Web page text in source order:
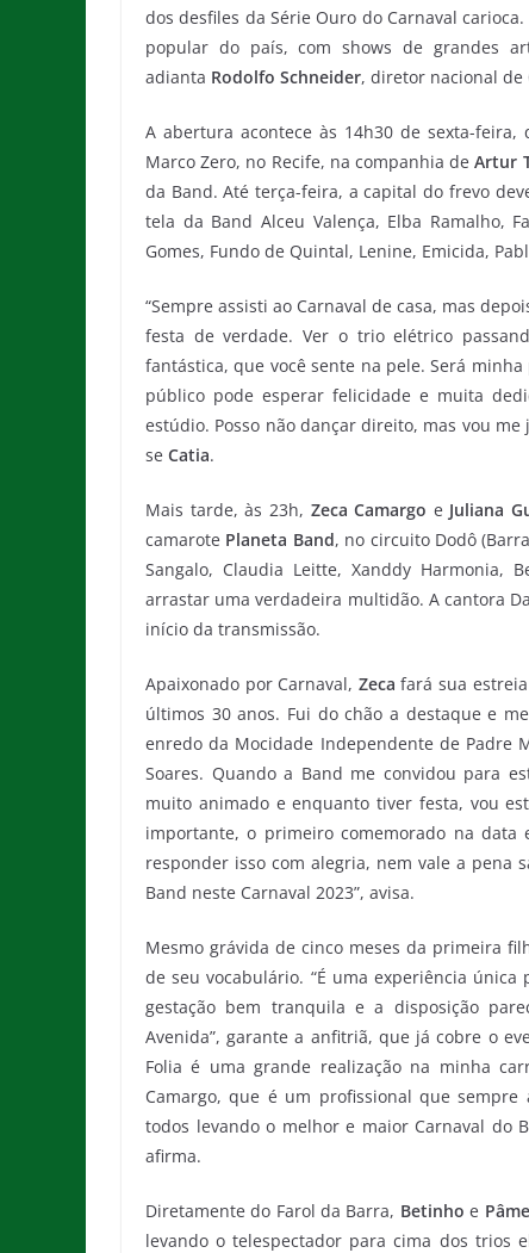
dos desfiles da Série Ouro do Carnaval
popular do país, com shows de grandes
adianta Rodolfo Schneider, diretor nacional de
A abertura acontece às 14h30 de sexta-feira,
Marco Zero, no Recife, na companhia deArtur
da Band. Até terça-feira, a capital do frevo
tela da Band Alceu Valença, Elba Ramalho,
Gomes, Fundo de Quintal, Lenine, Emicida,
“Sempre assisti ao Carnaval de casa, mas
festa de verdade. Ver o trio elétrico
fantástica, que você sente na pele. Será
público pode esperar felicidade e muita
estúdio. Posso não dançar direito, mas vou
se Catia.
Mais tarde, às 23h, Zeca Camargo e Juliana
camarote Planeta Band, no circuito Dodô
Sangalo, Claudia Leitte, Xanddy Harmonia,
arrastar uma verdadeira multidão. A cantora
início da transmissão.
Apaixonado por Carnaval, Zecafará sua
últimos 30 anos. Fui do chão a destaque e
enredo da Mocidade Independente de Padre
Soares. Quando a Band me convidou para
muito animado e enquanto tiver festa, vou
importante, o primeiro comemorado na data
responder isso com alegria, nem vale a
Band neste Carnaval 2023”, avisa.
Mesmo grávida de cinco meses da primeira
de seu vocabulário. “É uma experiência
gestação bem tranquila e a disposição
Avenida”, garante a anfitriã, que já cobre o
Folia é uma grande realização na minha
Camargo, que é um profissional que
todos levando o melhor e maior Carnaval do
afirma.
Diretamente do Farol da Barra, Betinhoe
levando o telespectador para cima dos trios